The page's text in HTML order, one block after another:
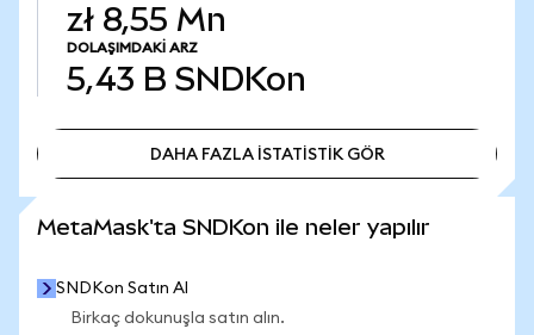
zł 8,55 Mn
DOLAŞIMDAKI ARZ
5,43 B SNDKon
DAHA FAZLA İSTATİSTİK GÖR
MetaMask'ta SNDKon ile neler yapılır
SNDKon Satın Al
Birkaç dokunuşla satın alın.